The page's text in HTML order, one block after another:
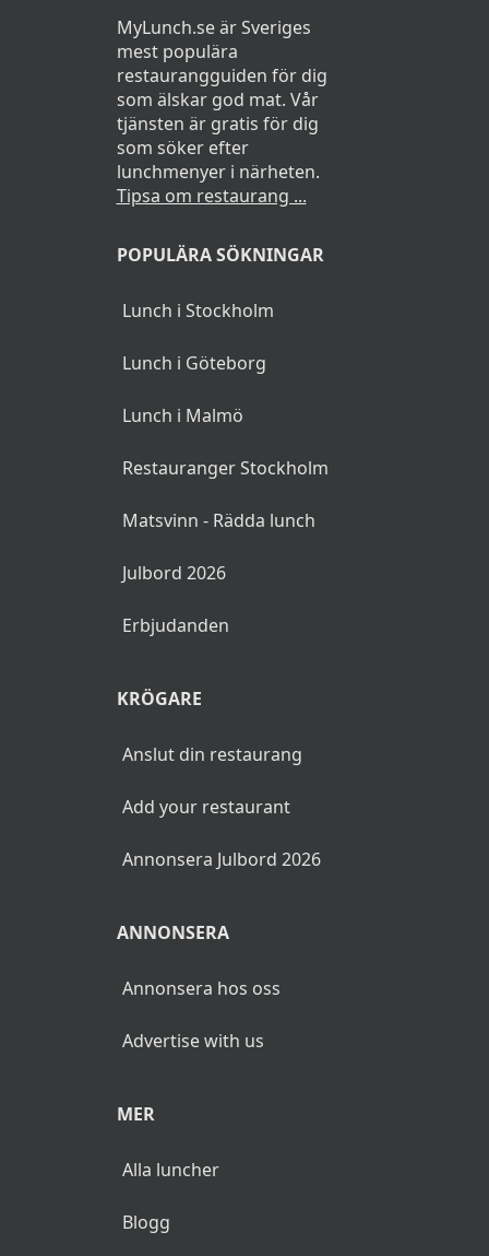
MyLunch.se är Sveriges
mest populära
restaurangguiden för dig
som älskar god mat. Vår
tjänsten är gratis för dig
som söker efter
lunchmenyer i närheten.
Tipsa om restaurang ...
POPULÄRA SÖKNINGAR
Lunch i Stockholm
Lunch i Göteborg
Lunch i Malmö
Restauranger Stockholm
Matsvinn - Rädda lunch
Julbord 2026
Erbjudanden
KRÖGARE
Anslut din restaurang
Add your restaurant
Annonsera Julbord 2026
ANNONSERA
Annonsera hos oss
Advertise with us
MER
Alla luncher
Blogg